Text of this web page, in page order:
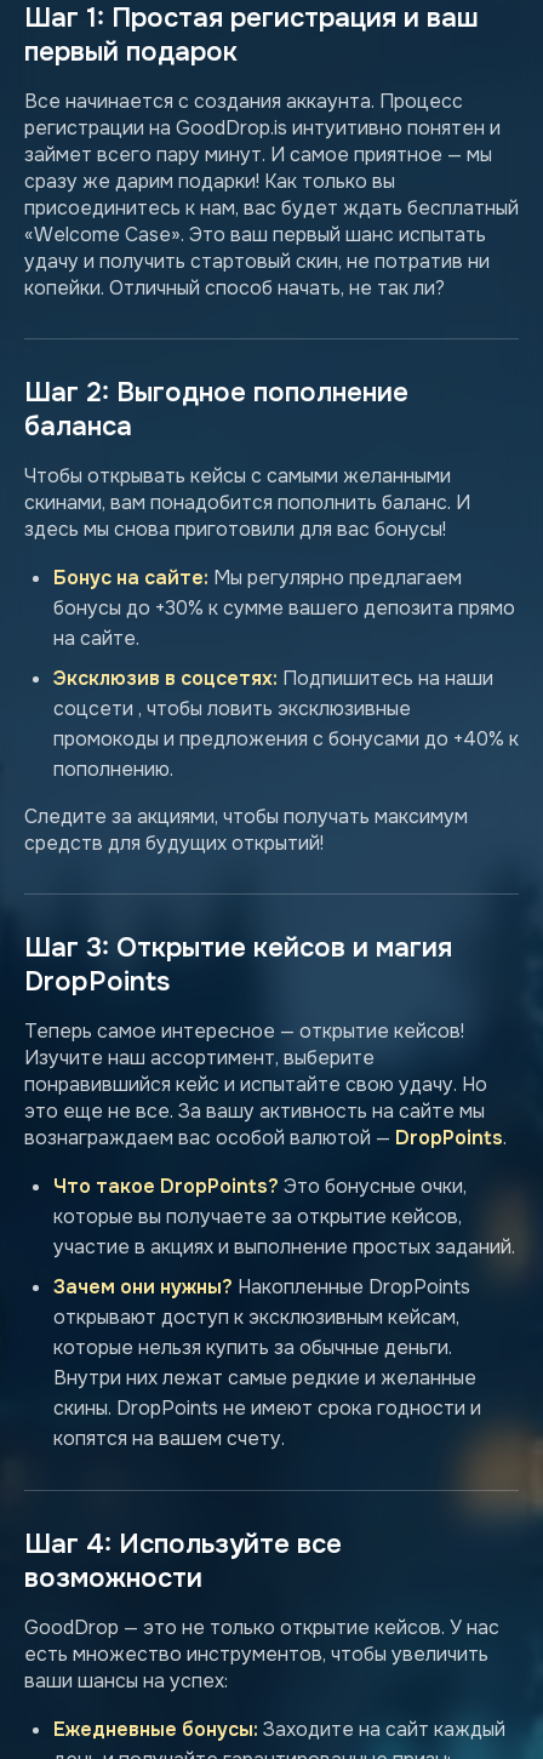
Шаг 1: Простая регистрация и ваш
первый подарок
Все начинается с создания аккаунта. Процесс
регистрации на GoodDrop.is интуитивно понятен и
займет всего пару минут. И самое приятное — мы
сразу же дарим подарки! Как только вы
присоединитесь к нам, вас будет ждать бесплатный
«Welcome Case». Это ваш первый шанс испытать
удачу и получить стартовый скин, не потратив ни
копейки. Отличный способ начать, не так ли?
Шаг 2: Выгодное пополнение
баланса
Чтобы открывать кейсы с самыми желанными
скинами, вам понадобится пополнить баланс. И
здесь мы снова приготовили для вас бонусы!
Бонус на сайте: Мы регулярно предлагаем
бонусы до +30% к сумме вашего депозита прямо
на сайте.
Эксклюзив в соцсетях: Подпишитесь на наши
соцсети , чтобы ловить эксклюзивные
промокоды и предложения с бонусами до +40% к
пополнению.
Следите за акциями, чтобы получать максимум
средств для будущих открытий!
Шаг 3: Открытие кейсов и магия
DropPoints
Теперь самое интересное — открытие кейсов!
Изучите наш ассортимент, выберите
понравившийся кейс и испытайте свою удачу. Но
это еще не все. За вашу активность на сайте мы
вознаграждаем вас особой валютой — DropPoints.
Что такое DropPoints? Это бонусные очки,
которые вы получаете за открытие кейсов,
участие в акциях и выполнение простых заданий.
Зачем они нужны? Накопленные DropPoints
открывают доступ к эксклюзивным кейсам,
которые нельзя купить за обычные деньги.
Внутри них лежат самые редкие и желанные
скины. DropPoints не имеют срока годности и
копятся на вашем счету.
Шаг 4: Используйте все
возможности
GoodDrop — это не только открытие кейсов. У нас
есть множество инструментов, чтобы увеличить
ваши шансы на успех:
Ежедневные бонусы: Заходите на сайт каждый